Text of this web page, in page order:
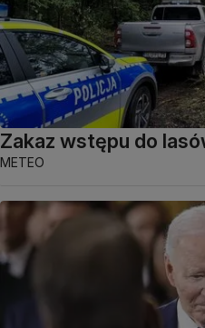
Zakaz wstępu do
METEO